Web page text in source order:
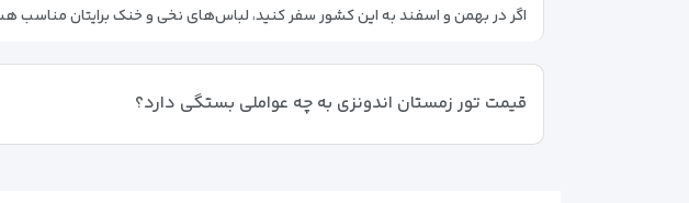
اگر در بهمن و اسفند به این کشور سفر کنید، لباس‌های نخی و خنک برایتان
قیمت تور زمستان اندونزی به چه عواملی بستگی دارد؟